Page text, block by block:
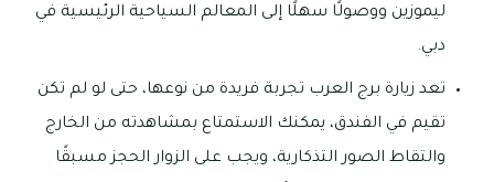
ليموزين ووصولًا سهلًا إلى المعالم السياحية الرئيسية في
دبي.
تعد زيارة برج العرب تجربة فريدة من نوعها، حتى لو لم تكن
تقيم في الفندق، يمكنك الاستمتاع بمشاهدته من الخارج
والتقاط الصور التذكارية، ويجب على الزوار الحجز مسبقًا